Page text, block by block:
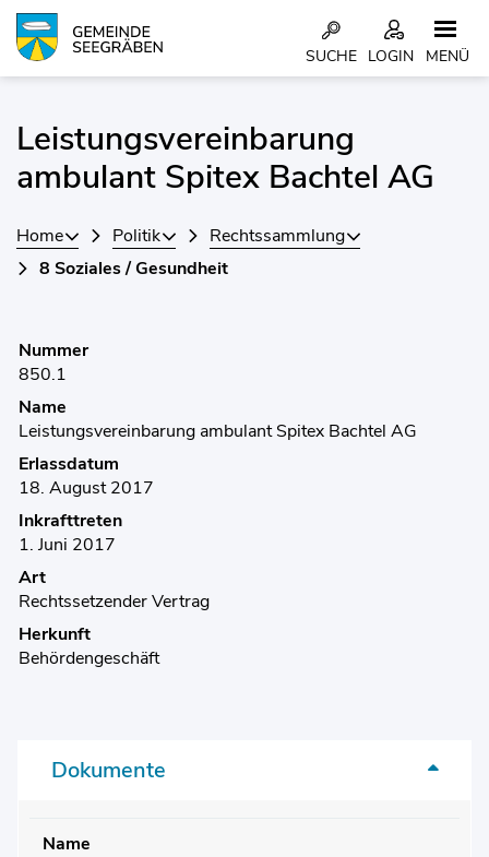
Kopfzeile
LOGIN
SUCHE MENÜ
Leistungsvereinbarung
ambulant Spitex Bachtel AG
Home Politik
Rechtssammlung
8 Soziales / Gesundheit
Nummer
850.1
Name
Leistungsvereinbarung ambulant Spitex Bachtel AG
Erlassdatum
18. August 2017
Inkrafttreten
1. Juni 2017
Art
Rechtssetzender Vertrag
Herkunft
Behördengeschäft
Zugehörige Objekte
Dokumente
Name